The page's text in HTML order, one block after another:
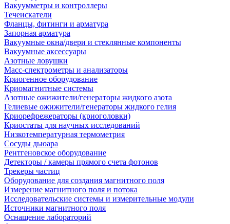
Вакуумметры и контроллеры
Течеискатели
Фланцы, фитинги и арматура
Запорная арматура
Вакуумные окна/двери и стеклянные компоненты
Вакуумные аксессуары
Азотные ловушки
Масс-спектрометры и анализаторы
Криогенное оборудование
Криомагнитные системы
Азотные ожижители/генераторы жидкого азота
Гелиевые ожижители/генераторы жидкого гелия
Криорефрежераторы (криоголовки)
Криостаты для научных исследований
Низкотемпературная термометрия
Сосуды дьюара
Рентгеновское оборудование
Детекторы / камеры прямого счета фотонов
Трекеры частиц
Оборудование для создания магнитного поля
Измерение магнитного поля и потока
Исследовательские системы и измерительные модули
Источники магнитного поля
Оснащение лабораторий